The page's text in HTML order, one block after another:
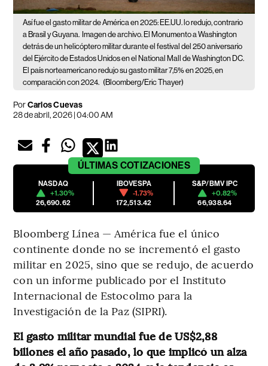
Así fue el gasto militar de América en 2025: EE.UU. lo redujo, contrario
a Brasil y Guyana. Imagen de archivo. El Monumento a Washington
detrás de un helicóptero militar durante el festival del 250 aniversario
del Ejército de Estados Unidos en el National Mall de Washington DC.
El país norteamericano redujo su gasto militar 7,5% en 2025, en
comparación con 2024. (Bloomberg/Eric Thayer)
PorCarlos Cuevas
28 de abril, 2026 | 04:00 AM
ÚLTIMAS COTIZACIONES
NASDAQ
+1.30%
26,690.62
IBOVESPA
-1.73%
172,513.42
S&P/BMV IPC
+0.82%
66,938.64
Bloomberg Línea — América fue el único
continente donde no se incrementó el gasto
militar en 2025, sino que se redujo, de acuerdo
con un informe publicado por el Instituto
Internacional de Estocolmo para la
Investigación de la Paz (SIPRI).
El gasto militar mundial fue de US$2,88
billones el año pasado, lo que implicó un alza